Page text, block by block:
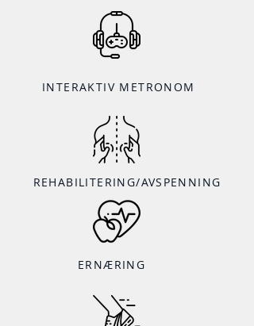
INTERAKTIV METRONOM
REHABILITERING/AVSPENNING
ERNÆRING